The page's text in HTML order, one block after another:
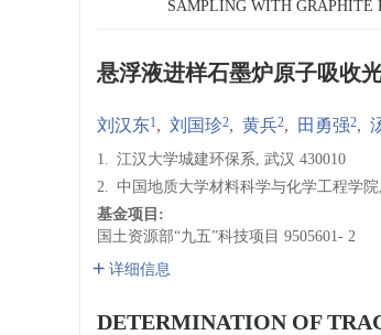
SAMPLING WITH GRAPHITE
悬浮液进样石墨炉原子吸收
刘汉东1, 刘国珍2, 黄兵2, 田勇强2,
1. 江汉大学城建环保系, 武汉 430010
2. 中国地质大学材料科学与化学工程学院
基金项目:
国土资源部“九五”科技项目 9505601- 2
详细信息
DETERMINATION OF